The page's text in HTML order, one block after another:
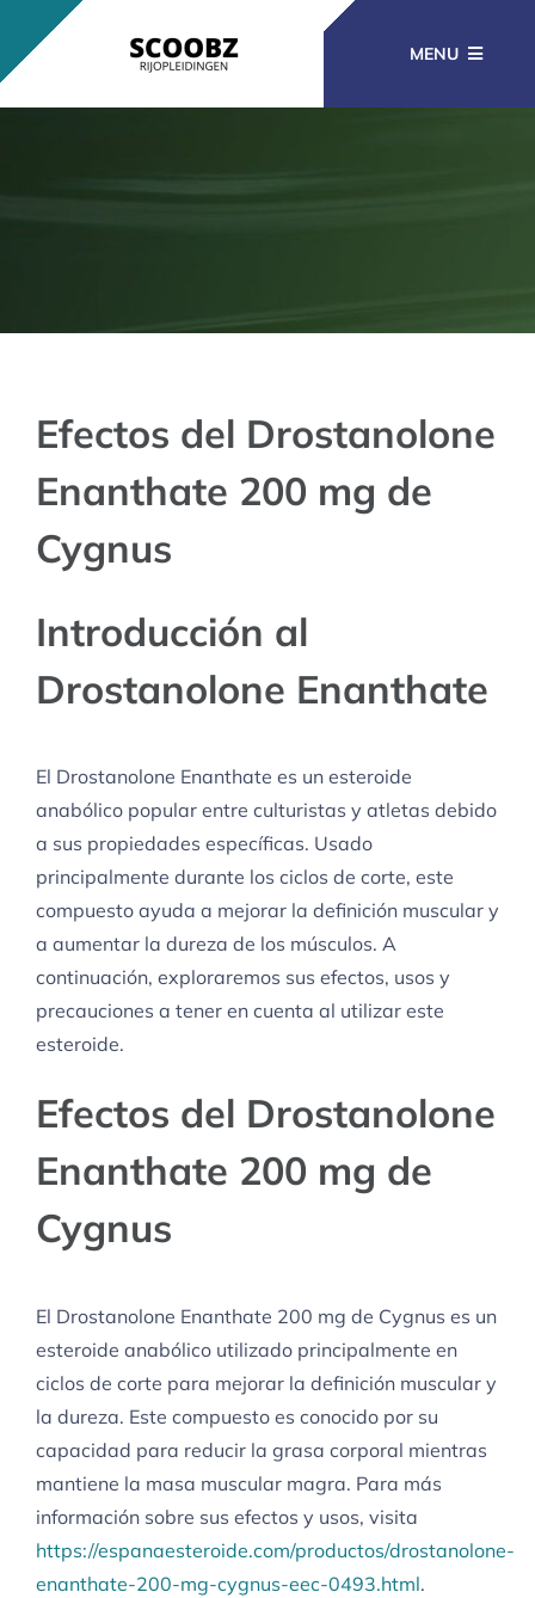
naar
inhoud
MENU
CONTACT
Efectos del Drostanolone
Enanthate 200 mg de
Cygnus
Introducción al
Drostanolone Enanthate
El Drostanolone Enanthate es un esteroide
anabólico popular entre culturistas y atletas debido
a sus propiedades específicas. Usado
principalmente durante los ciclos de corte, este
compuesto ayuda a mejorar la definición muscular y
a aumentar la dureza de los músculos. A
continuación, exploraremos sus efectos, usos y
precauciones a tener en cuenta al utilizar este
esteroide.
Efectos del Drostanolone
Enanthate 200 mg de
Cygnus
El Drostanolone Enanthate 200 mg de Cygnus es un
esteroide anabólico utilizado principalmente en
ciclos de corte para mejorar la definición muscular y
la dureza. Este compuesto es conocido por su
capacidad para reducir la grasa corporal mientras
mantiene la masa muscular magra. Para más
información sobre sus efectos y usos, visita
https://espanaesteroide.com/productos/drostanolone-
enanthate-200-mg-cygnus-eec-0493.html.